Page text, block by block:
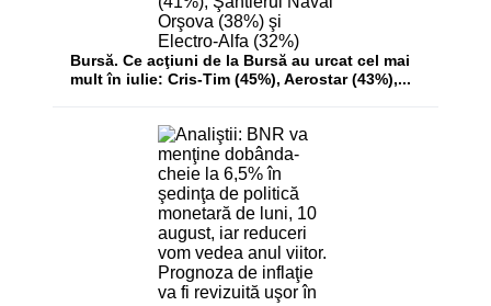
Bursă. Ce acţiuni de la Bursă au urcat cel mai
mult în iulie: Cris-Tim (45%), Aerostar (43%),...